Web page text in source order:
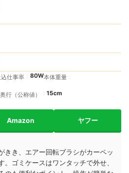
仕事率 80W本体重量
行（公称値）
15cm
Amazon ヤフー
きき、エアー回転ブラシがカーペッ
。ゴミケースはワンタッチで外せ、